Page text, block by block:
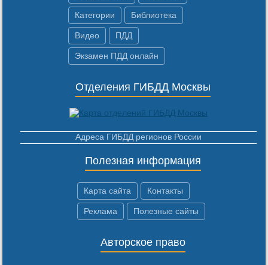
Категории Библиотека
Видео ПДД
Экзамен ПДД онлайн
Отделения ГИБДД Москвы
Адреса ГИБДД регионов России
Полезная информация
Карта сайта Контакты
Реклама Полезные сайты
Авторское право